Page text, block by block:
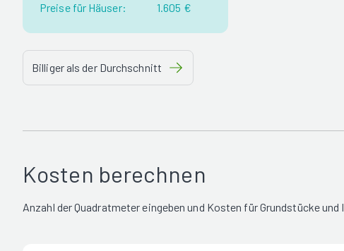
Preise für Häuser:
1.605 €
Billiger als der Durchschnitt
Kosten berechnen
Anzahl der Quadratmeter eingeben und Kosten für Grundstücke